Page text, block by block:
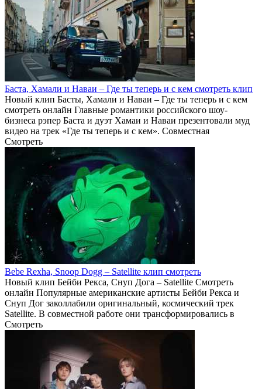
Баста, Хамали и Наваи – Где ты теперь и с кем смотреть клип
Новый клип Басты, Хамали и Наваи – Где ты теперь и с кем
смотреть онлайн Главные романтики российского шоу-
бизнеса рэпер Баста и дуэт Хамаи и Наваи презентовали муд
видео на трек «Где ты теперь и с кем». Совместная
Смотреть
Bebe Rexha, Snoop Dogg – Satellite клип смотреть
Новый клип Бейби Рекса, Снуп Дога – Satellite Смотреть
онлайн Популярные американские артисты Бейби Рекса и
Снуп Дог заколлабили оригинальный, космический трек
Satellite. В совместной работе они трансформировались в
Смотреть